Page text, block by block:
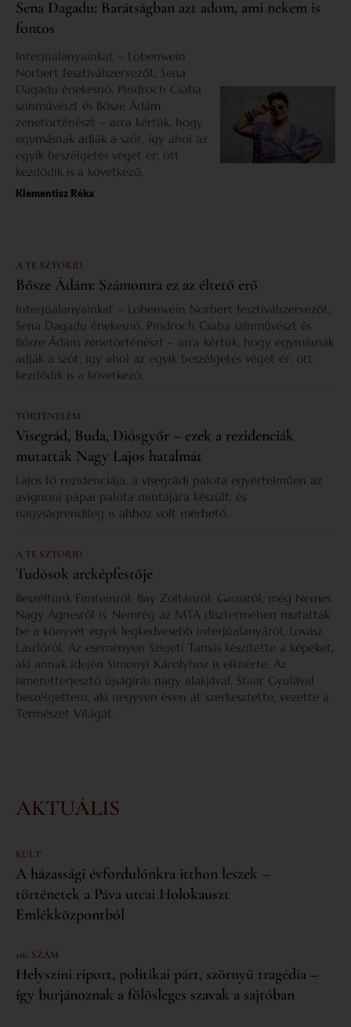
Sena Dagadu: Barátságban azt adom, ami nekem is
fontos
Interjúalanyainkat – Lobenwein
Norbert fesztiválszervezőt, Sena
Dagadu énekesnő, Pindroch Csaba
színművészt és Bősze Ádám
zenetörténészt – arra kértük, hogy
egymásnak adják a szót, így ahol az
egyik beszélgetés véget ér, ott
kezdődik is a következő.
Klementisz Réka
A TE SZTORID
Bősze Ádám: Számomra ez az éltető erő
Interjúalanyainkat – Lobenwein Norbert fesztiválszervezőt,
Sena Dagadu énekesnő, Pindroch Csaba színművészt és
Bősze Ádám zenetörténészt – arra kértük, hogy egymásnak
adják a szót, így ahol az egyik beszélgetés véget ér, ott
kezdődik is a következő.
TÖRTÉNELEM
Visegrád, Buda, Diósgyőr – ezek a rezidenciák
mutatták Nagy Lajos hatalmát
Lajos fő rezidenciája, a visegrádi palota egyértelműen az
avignoni pápai palota mintájára készült, és
nagyságrendileg is ahhoz volt mérhető.
A TE SZTORID
Tudósok arcképfestője
Beszéltünk Einsteinről, Bay Zoltánról, Gaussról, még Nemes
Nagy Ágnesről is. Nemrég az MTA dísztermében mutatták
be a könyvét egyik legkedvesebb interjúalanyáról, Lovász
Lászlóról. Az eseményen Szigeti Tamás készítette a képeket,
aki annak idején Simonyi Károlyhoz is elkísérte. Az
ismeretterjesztő újságírás nagy alakjával, Staar Gyulával
beszélgettem, aki negyven éven át szerkesztette, vezette a
Természet Világát.
AKTUÁLIS
KULT
A házassági évfordulónkra itthon leszek –
történetek a Páva utcai Holokauszt
Emlékközpontból
116. SZÁM
Helyszíni riport, politikai párt, szörnyű tragédia –
így burjánoznak a fölösleges szavak a sajtóban